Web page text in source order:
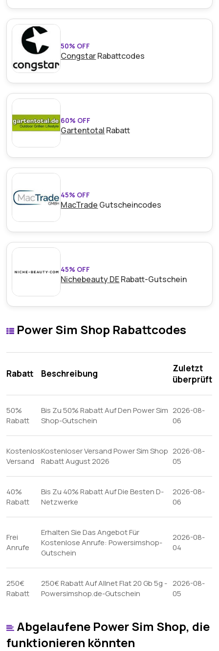
50% OFF
CongstarRabattcodes
60% OFF
Gartentotal Rabatt
45% OFF
MacTrade Gutscheincodes
45% OFF
Nichebeauty DERabatt-Gutschein
Power Sim Shop Rabattcodes
Rabatt Beschreibung
Zuletzt
überprüft
50%
Rabatt
Bis Zu 50% Rabatt Auf Den Power Sim
Shop-Gutschein
2026-08-
06
Kostenlos
Versand
Kostenloser Versand Power Sim Shop
Rabatt August 2026
2026-08-
05
40%
Rabatt
Bis Zu 40% Rabatt Auf Die Besten D-
Netzwerke
2026-08-
06
Frei
Anrufe
Erhalten Sie Das Angebot Für
Kostenlose Anrufe: Powersimshop-
Gutschein
2026-08-
04
250€
Rabatt
250€ Rabatt Auf Allnet Flat 20 Gb 5g -
Powersimshop.de-Gutschein
2026-08-
05
Abgelaufene Power Sim Shop, die
funktionieren könnten